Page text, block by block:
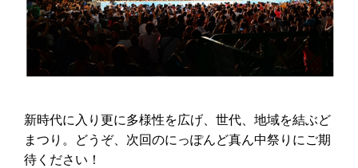
新時代に入り更に多様性を広げ、世代、地域を結ぶど
まつり。どうぞ、次回のにっぽんど真ん中祭りにご期
待ください！